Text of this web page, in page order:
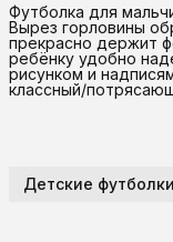
Футболка для
Вырез горловины
прекрасно держит
ребёнку удобно
рисунком и
классный/
Детские футболки